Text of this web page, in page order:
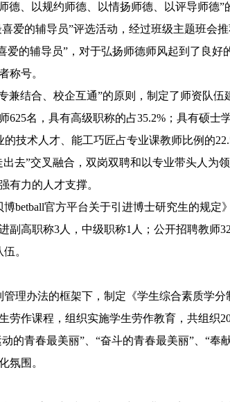
、以规约师德、以情扬师德、以评导师德”
爱的辅导员”评选活动，经过班级主题班会
爱的辅导员”，对于弘扬师德师风起到了良
称号。
结合、校企互通”的原则，制定了师资队伍
625名，具有高级职称的占35.2%；具有硕
技术人才、能工巧匠占专业课教师比例的
去”交叉融合，双岗双聘和以专业带头人为
有力的人才支撑。
官方平台关于引进博士研究生的规定
副高职称3人，中级职称1人；公开招聘教师
。
办法的框架下，制定《学生综合素质学分
劳作课程，组织实施学生劳作教育，共组织
的青春最美丽”、“奋斗的青春最美丽”、“奉
氛围。